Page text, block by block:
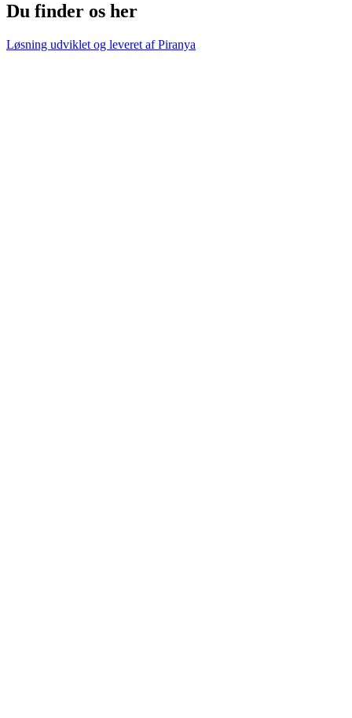
Du finder os her
Løsning udviklet og leveret afPiranya